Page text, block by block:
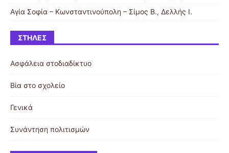
Αγία Σοφία – Κωνσταντινούπολη – Σίμος Β., Δελλής Ι.
ΣΤΉΛΕΣ
Ασφάλεια στοδιαδίκτυο
Βία στο σχολείο
Γενικά
Συνάντηση πολιτισμών